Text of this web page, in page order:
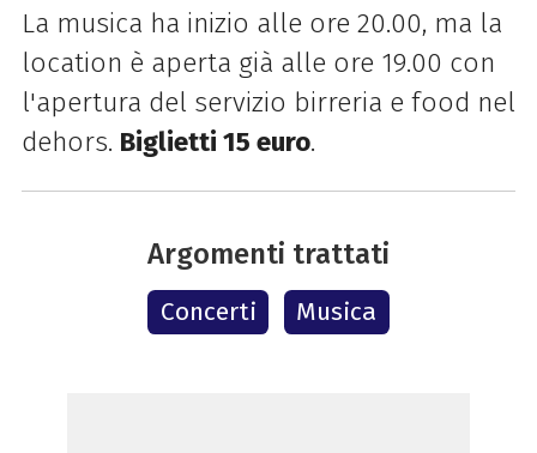
La musica ha inizio alle ore 20.00, ma la
location è aperta già alle ore 19.00 con
l'apertura del servizio birreria e food nel
dehors. Biglietti 15 euro.
Argomenti trattati
Concerti Musica